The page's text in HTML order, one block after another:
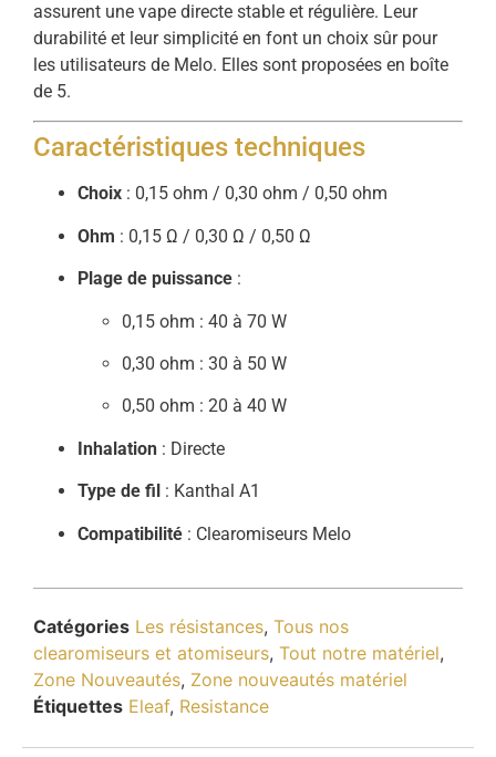
assurent une vape directe stable et régulière. Leur
durabilité et leur simplicité en font un choix sûr pour
les utilisateurs de Melo. Elles sont proposées en boîte
de 5.
Caractéristiques techniques
Choix : 0,15 ohm / 0,30 ohm / 0,50 ohm
Ohm : 0,15 Ω / 0,30 Ω / 0,50 Ω
Plage de puissance :
0,15 ohm : 40 à 70 W
0,30 ohm : 30 à 50 W
0,50 ohm : 20 à 40 W
Inhalation : Directe
Type de fil : Kanthal A1
Compatibilité : Clearomiseurs Melo
Catégories Les résistances, Tous nos
clearomiseurs et atomiseurs, Tout notre matériel,
Zone Nouveautés, Zone nouveautés matériel
Étiquettes Eleaf, Resistance